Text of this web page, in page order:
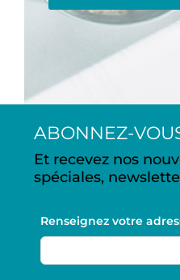
ABONNEZ-
Et recevez nos
spéciales,
Renseignez votre